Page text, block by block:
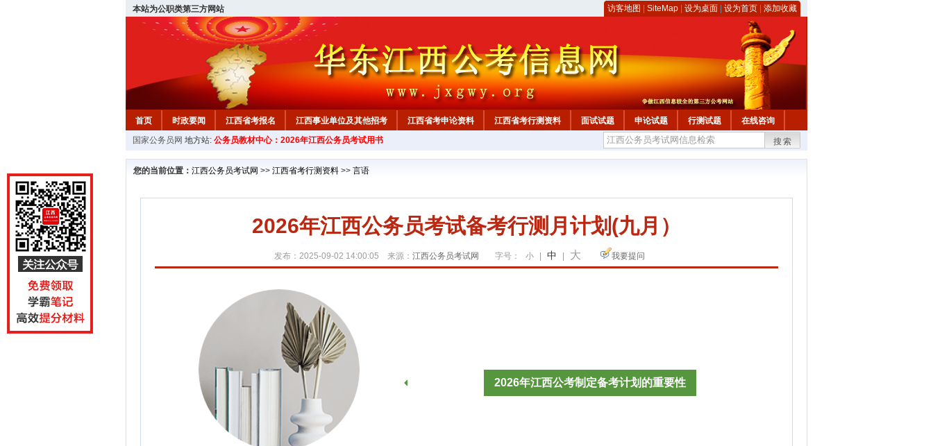
本站为公职类第三方网站 访客地图 SiteMap 设为桌面 设为首页 添加收藏
首页 时政要闻 江西省考报名 江西事业单位及其他招考 江西省考申论资料 江西省考行测资料 面试试题 申论试题 行测试题 在线咨询
教材中心
国家公务员网 地方站: 公务员教材中心：2026年江西公务员考试用书 搜索
您的当前位置： 江西公务员考试网 >> 江西省考行测资料 >> 言语
2026年江西公务员考试备考行测月计划(九月）
发布：2025-09-02 14:00:05 来源： 江西公务员考试网 字号： 小 中 大 我要提问
2026年江西公考制定备考计划的重要性